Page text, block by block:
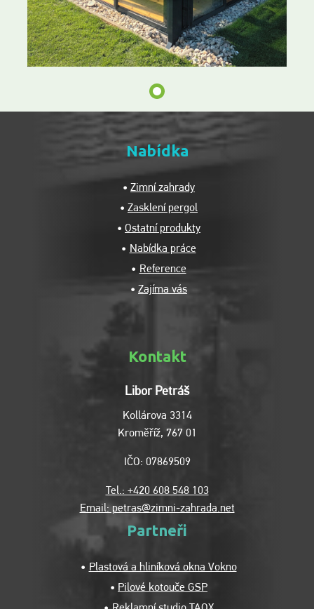
Kontakt
Libor Petráš
Kollárova 3314
Kroměříž, 767 01
IČO: 07869509
Tel.: +420 608 548 103
Email: petras@zimni-zahrada.net
Nabídka
Zimní zahrady
Zasklení pergol
Ostatní produkty
Nabídka práce
Reference
Zajíma vás
Partneři
Plastová a hliníková okna Vokno
Pilové kotouče GSP